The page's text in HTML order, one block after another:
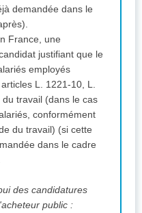
demandée dans le
France, une
justifiant que le
employés
L. 1221-10, L.
travail (dans le cas
conformément
du travail) (si cette
dans le cadre
des candidatures
public :